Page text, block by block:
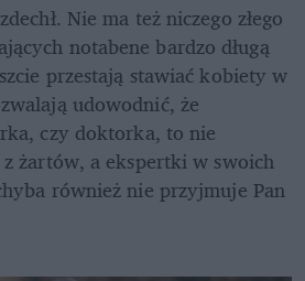
Nie ma też niczego złego
notabene bardzo długą
przestają stawiać kobiety w
udowodnić, że
czy doktorka, to nie
żartów, a ekspertki w swoich
również nie przyjmuje Pan